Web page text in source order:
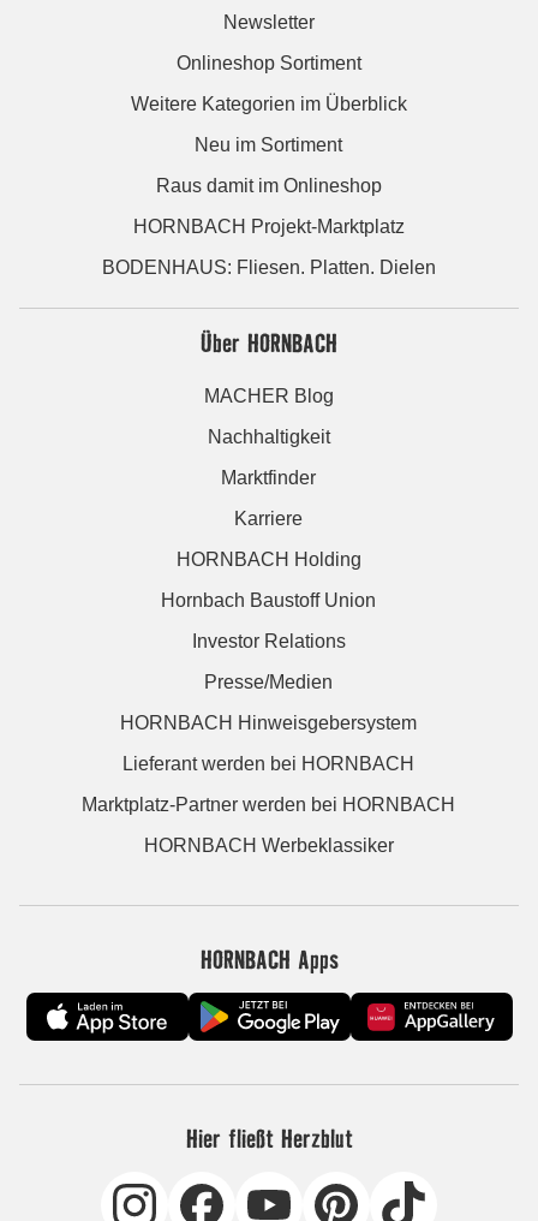
Newsletter
Onlineshop Sortiment
Weitere Kategorien im Überblick
Neu im Sortiment
Raus damit im Onlineshop
HORNBACH Projekt-Marktplatz
BODENHAUS: Fliesen. Platten. Dielen
Über HORNBACH
MACHER Blog
Nachhaltigkeit
Marktfinder
Karriere
HORNBACH Holding
Hornbach Baustoff Union
Investor Relations
Presse/Medien
HORNBACH Hinweisgebersystem
Lieferant werden bei HORNBACH
Marktplatz-Partner werden bei HORNBACH
HORNBACH Werbeklassiker
HORNBACH Apps
Hier fließt Herzblut